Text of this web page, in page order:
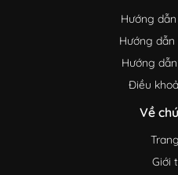
Hướng
Hướng
Hướng
Điều
Về
Giới